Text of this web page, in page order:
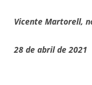
Vicente Martorell,
28 de abril de 2021